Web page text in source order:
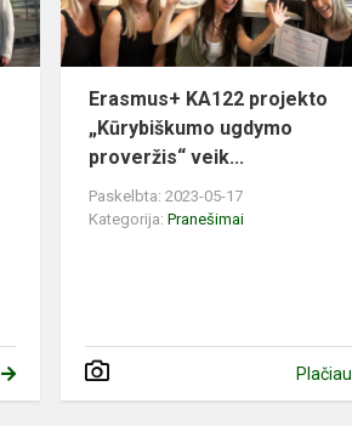
Erasmus+ KA122 projekto
„Kūrybiškumo ugdymo
proveržis“ veik...
Paskelbta: 2023-05-17
Kategorija:Pranešimai
Plačiau